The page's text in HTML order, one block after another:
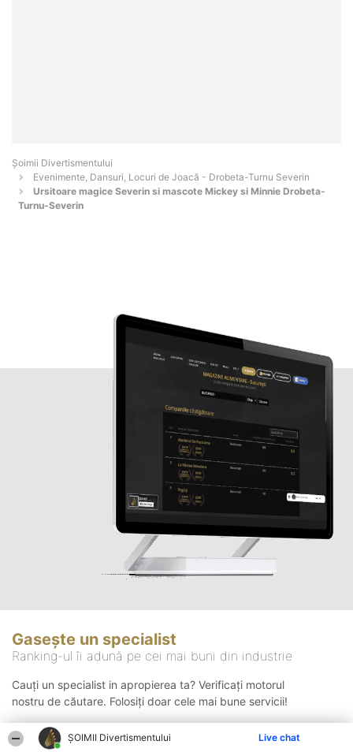
ŞOIMII Divertismentului Live chat
Şoimii Divertismentului
Evenimente, Dansuri, Locuri de Joacă - Drobeta-Turnu Severin
Ursitoare magice Severin si mascote Mickey si Minnie Drobeta-
Turnu-Severin
Gasește un specialist
Ranking-ul îi adună pe cei mai buni din industrie
Cauți un specialist in apropierea ta? Verificați motorul
nostru de căutare. Folosiți doar cele mai bune servicii!